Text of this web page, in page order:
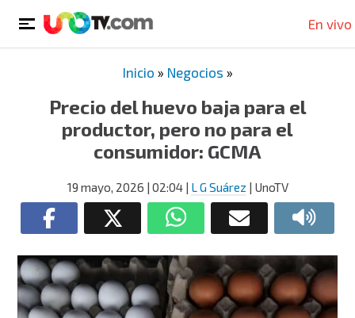
En vivo
Inicio » Negocios »
Precio del huevo baja para el
productor, pero no para el
consumidor: GCMA
19 mayo, 2026 | 02:04| L G Suárez | UnoTV